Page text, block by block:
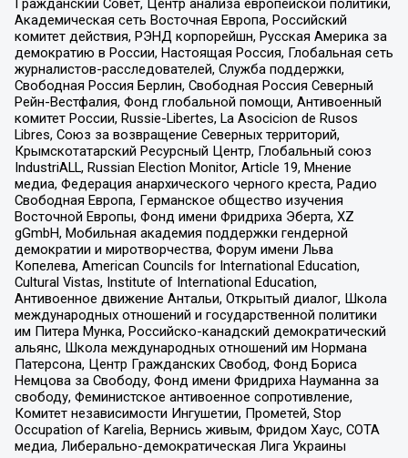
Гражданский Совет, Центр анализа европейской политики,
Академическая сеть Восточная Европа, Российский
комитет действия, РЭНД корпорейшн, Русская Америка за
демократию в России, Настоящая Россия, Глобальная сеть
журналистов-расследователей, Служба поддержки,
Свободная Россия Берлин, Свободная Россия Северный
Рейн-Вестфалия, Фонд глобальной помощи, Антивоенный
комитет России, Russie-Libertes, La Asocicion de Rusos
Libres, Союз за возвращение Северных территорий,
Крымскотатарский Ресурсный Центр, Глобальный союз
IndustriALL, Russian Election Monitor, Article 19, Мнение
медиа, Федерация анархического черного креста, Радио
Свободная Европа, Германское общество изучения
Восточной Европы, Фонд имени Фридриха Эберта, XZ
gGmbH, Мобильная академия поддержки гендерной
демократии и миротворчества, Форум имени Льва
Копелева, American Councils for International Education,
Cultural Vistas, Institute of International Education,
Антивоенное движение Антальи, Открытый диалог, Школа
международных отношений и государственной политики
им Питера Мунка, Российско-канадский демократический
альянс, Школа международных отношений им Нормана
Патерсона, Центр Гражданских Свобод, Фонд Бориса
Немцова за Свободу, Фонд имени Фридриха Науманна за
свободу, Феминистское антивоенное сопротивление,
Комитет независимости Ингушетии, Прометей, Stop
Occupation of Karelia, Вернись живым, Фридом Хаус, СОТА
медиа, Либерально-демократическая Лига Украины